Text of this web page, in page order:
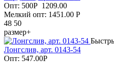
Опт: 500Р 1209.00
Мелкий опт: 1451.00 Р
48 50
размер+
Лонгслив, арт. 0143-54
Опт: 547.00Р